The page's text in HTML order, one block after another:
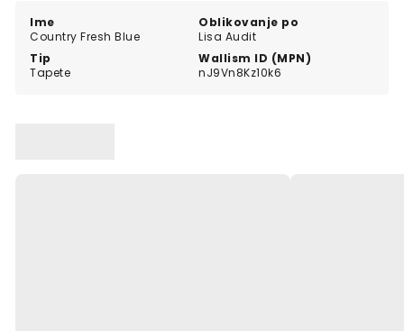
Ime
Country Fresh Blue
Oblikovanje po
Lisa Audit
Tip
Tapete
Wallism ID (MPN)
nJ9Vn8Kz10k6